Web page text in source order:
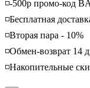
◽️-500р промо-код
◽️Бесплатная
◽️Вторая пара - 10%
◽️Обмен-возврат 14
◽️Накопительные